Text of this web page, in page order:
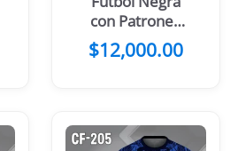
con Patrones
Amarillos
$12,000.00